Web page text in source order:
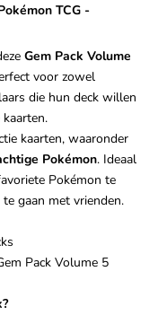
TCG -
Gem Pack Volume
voor zowel
die hun deck willen
kaarten, waaronder
Pokémon. Ideaal
Pokémon te
gaan met vrienden.
Pack Volume 5